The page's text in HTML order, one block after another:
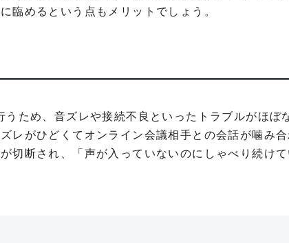
臨めるという点もメリットでしょう。
ため、音ズレや接続不良といったトラブルがほぼ
レがひどくてオンライン会議相手との会話が噛み
切断され、「声が入っていないのにしゃべり続け